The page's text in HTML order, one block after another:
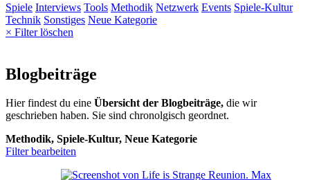
Spiele Interviews Tools Methodik Netzwerk Events Spiele-Kultur
Technik Sonstiges Neue Kategorie
× Filter löschen
Blogbeiträge
Hier findest du eine Übersicht der Blogbeiträge, die wir
geschrieben haben. Sie sind chronolgisch geordnet.
Methodik, Spiele-Kultur, Neue Kategorie
Filter bearbeiten